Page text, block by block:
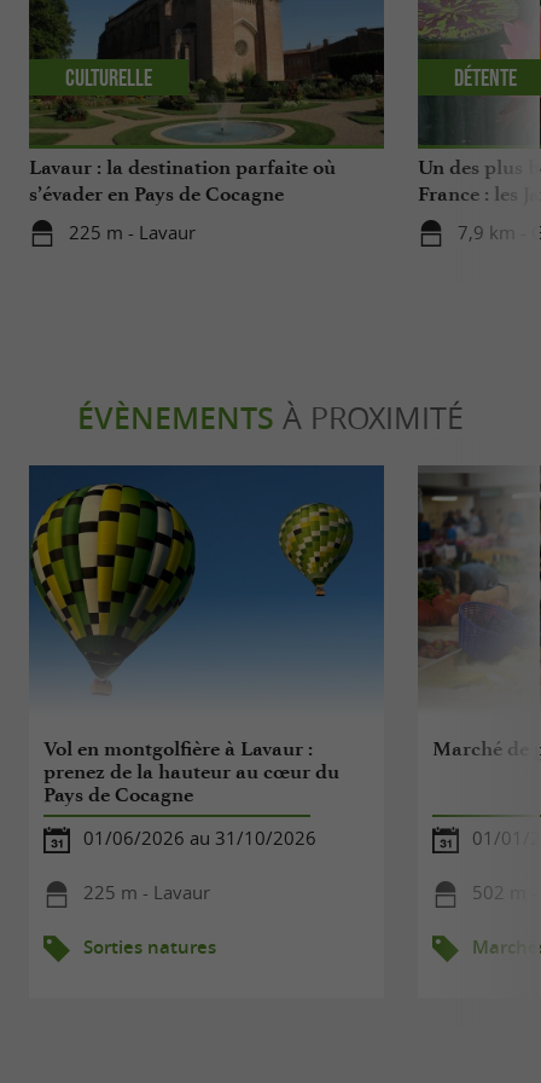
Lavaur : la destination parfaite où
s’évader en Pays de Cocagne
225 m - Lavaur
Culturelle
Un des plus
France : les
d’un centre
7,9 km -
Détente
ÉVÈNEMENTS À PROXIMITÉ
Vol en montgolfière à Lavaur :
prenez de la hauteur au cœur du
Pays de Cocagne
01/06/2026 au 31/10/2026
225 m - Lavaur
Sorties natures
Marché de
01/01/
502 m